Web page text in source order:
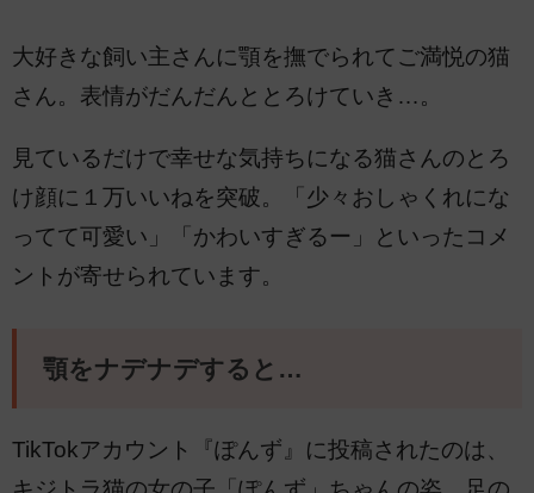
大好きな飼い主さんに顎を撫でられてご満悦の猫
さん。表情がだんだんととろけていき…。
見ているだけで幸せな気持ちになる猫さんのとろ
け顔に１万いいねを突破。「少々おしゃくれにな
ってて可愛い」「かわいすぎるー」といったコメ
ントが寄せられています。
顎をナデナデすると…
TikTokアカウント『ぽんず』に投稿されたのは、